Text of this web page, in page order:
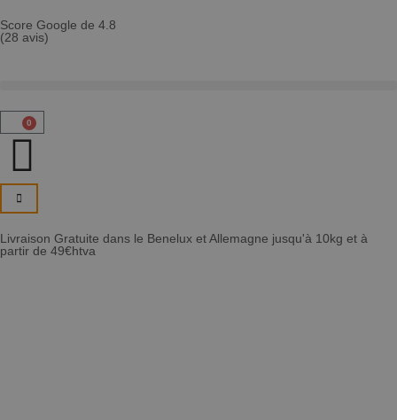
Score Google de 4.8
(28 avis)
0
Livraison Gratuite dans le Benelux et Allemagne jusqu'à 10kg et à
partir de 49€htva